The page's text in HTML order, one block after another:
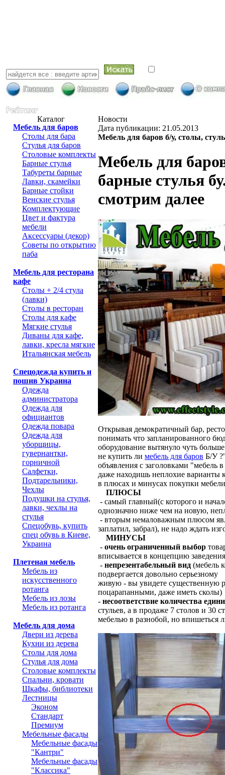
Каталог
Мебель для баров
Столы для бара
Стулья для баров
Столовые комплекты
Барные стулья
Табуреты барные
Лавки, скамейки
Барные стойки
Венские стулья
Комплектующие
Цвет и фактура
мебели
Аксессуары (декор)
Советы по открытию
паба
Мебель для ресторана
кафе
Столы + 2/4 стула
(лавки)
Столы в ресторан
Столы для кафе
Мягкие стулья
Диваны для кафе,
лавки, кресла мягкие
Итальянская мебель
Спецодежда купить и
пошив Украина
Одежда
администратора
Одежда для
официантов
Одежда повара
Одежда для
уборщицы,
гувернантки,
горничной
Салфетки,
Подтарельники,
Чехлы
Подушки на стулья,
лавки, чехлы на
стулья
Спецобувь, купить
спец обувь в Киеве,
Украина
Плетеная мебель
Мебель из
искусственного
ротанга
Мебель из лозы
Мебель из ротанга
Мебель для дома
Двери из дерева
Кухни из дерева
Столы для дома
Стулья для дома
Столовые комплекты
Спальни, кровати
Шкафы, библиотеки
Лестницы
Эконом
Стандарт
Премиум
Мебельные фасады
Мебельные фасады
"Кантри"
Мебельные фасады
"Классика"
Новости
Дата публикации: 21.05.2013
Мебель для баров б/у, столы,
Мебель для
барные стулья
смотрим далее
Открывая демократичный бар,
понимать что запланированного
оборудование вытянуло чуть
не купить ли мебель для баров Б/У
объявления с заголовками "мебель
даже находишь неплохие варианты
в плюсах и минусах покупки
ПЛЮСЫ
- самый главный(с которого и
однозначно ниже чем на новую,
- вторым немаловажным плюсом
заплатил, забрал), не надо ждать
МИНУСЫ
- очень ограниченный выбор
вписывается в концепцию заведения
- непрезентабельный вид (мебель
подвергается довольно
живую - вы увидете существенную
поцарапанными, даже иметь сколы)
- несоответствие количества
стульев, а в продаже 7 столов и 30
мебелью в разнобой, но впишеться